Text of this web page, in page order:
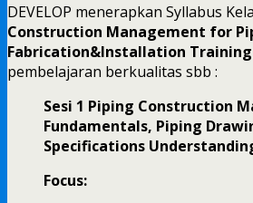
DEVELOP menerapkan Syllabus
Construction Management for
Fabrication&Installation Training
pembelajaran berkualitas sbb :
Sesi 1 Piping Construction
Fundamentals, Piping
Specifications
Focus: